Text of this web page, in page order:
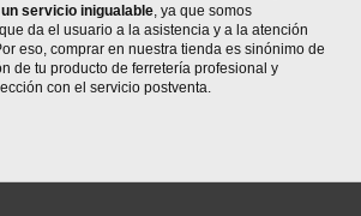
servicio inigualable, ya que somos
da el usuario a la asistencia y a la atención
eso, comprar en nuestra tienda es sinónimo de
de tu producto de ferretería profesional y
con el servicio postventa.